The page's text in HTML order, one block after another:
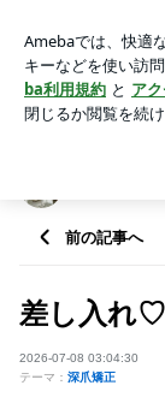
アプリをダウン
ょう。
前の記事へ
差し入れ♡
2026-07-08 03:04:30
テーマ： 深爪矯正